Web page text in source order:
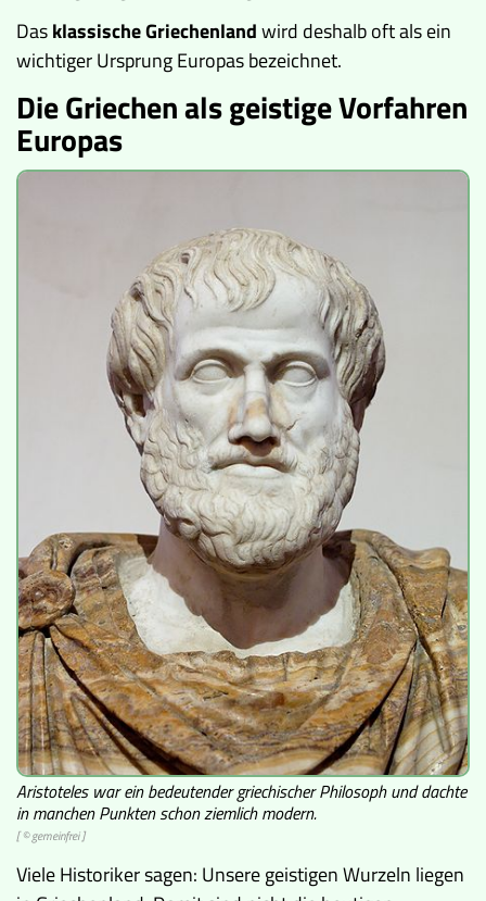
Dasklassische Griechenlandwird deshalb oft als ein
wichtiger Ursprung Europas bezeichnet.
Die Griechen als geistige Vorfahren
Europas
Aristoteles war ein bedeutender griechischer Philosoph und dachte
in manchen Punkten schon ziemlich modern.
[ © gemeinfrei ]
Viele Historiker sagen: Unsere geistigen Wurzeln liegen